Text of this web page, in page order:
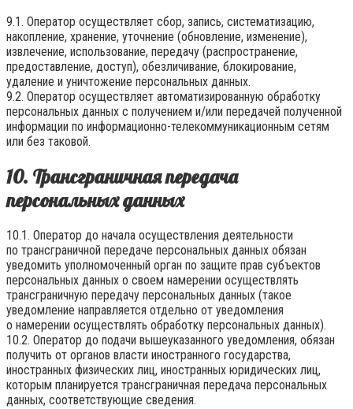
9.1. Оператор осуществляет сбор, запись, систематизацию,
накопление, хранение, уточнение (обновление, изменение),
извлечение, использование, передачу (распространение,
предоставление, доступ), обезличивание, блокирование,
удаление и уничтожение персональных данных.
9.2. Оператор осуществляет автоматизированную обработку
персональных данных с получением и/или передачей полученной
информации по информационно-телекоммуникационным сетям
или без таковой.
10. Трансграничная передача
персональных данных
10.1. Оператор до начала осуществления деятельности
по трансграничной передаче персональных данных обязан
уведомить уполномоченный орган по защите прав субъектов
персональных данных о своем намерении осуществлять
трансграничную передачу персональных данных (такое
уведомление направляется отдельно от уведомления
о намерении осуществлять обработку персональных данных).
10.2. Оператор до подачи вышеуказанного уведомления, обязан
получить от органов власти иностранного государства,
иностранных физических лиц, иностранных юридических лиц,
которым планируется трансграничная передача персональных
данных, соответствующие сведения.